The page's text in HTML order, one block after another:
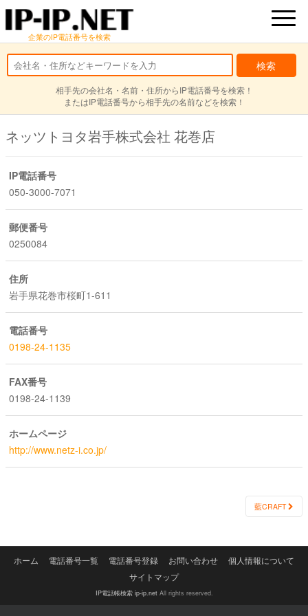
企業のIP電話番号を検索
相手先の会社名・名前・住所からIP電話番号を検索！
またはIP電話番号から相手先の名前などを検索！
ネッツトヨタ岩手株式会社 花巻店
IP電話番号
050-3000-7071
郵便番号
0250084
住所
岩手県花巻市桜町1-611
電話番号
0198-24-1135
FAX番号
0198-24-1139
ホームページ
http://www.netz-i.co.jp/
navigation
藍CRAFT
ホーム 電話番号一覧 電話番号登録 お問い合わせ
個人情報について
サイトマップ
IP電話帳検索 ip-ip.netAll rights reserved.